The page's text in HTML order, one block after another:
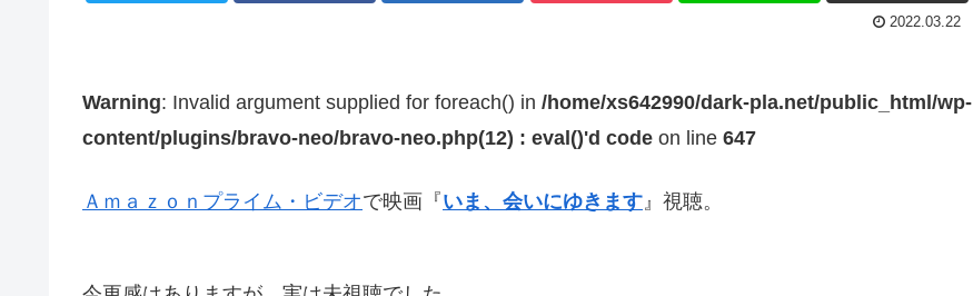
2022.03.22
Warning: Invalid argument supplied for foreach() in /home/xs642990/dark-pla.net/public_html/wp-
content/plugins/bravo-neo/bravo-neo.php(12) : eval()'d code on line 647
Ａｍａｚｏｎプライム・ビデオで映画『いま、会いにゆきます』視聴。